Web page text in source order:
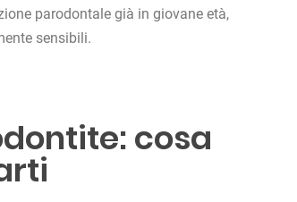
parodontale già in giovane età,
sensibili.
cosa